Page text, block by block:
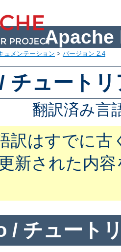
Apache
ュメンテーション > バージョン 2.4
チュート
翻訳済み言
訳はすでに
新された内
/ チュート